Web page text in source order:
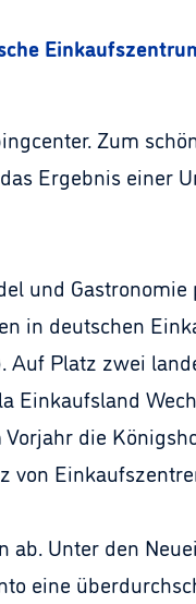
Zum
Ergebnis einer
und Gastronomie
in deutschen
Auf Platz zwei
Einkaufsland
die
von
ab. Unter den
eine